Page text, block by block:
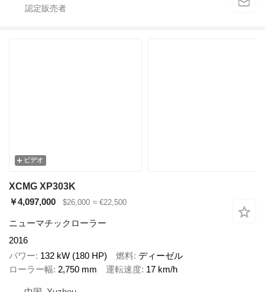
ビデオ
XCMG XP303K
￥4,097,000
$26,000 ≈ €22,500
ニューマチックローラー
2016
パワー 132 kW (180 HP) 燃料 ディーゼル
ローラー幅 2,750 mm 運転速度 17 km/h